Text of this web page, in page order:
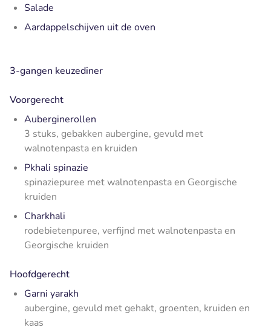
Salade
Aardappelschijven uit de oven
3-gangen keuzediner
Voorgerecht
Auberginerollen
3 stuks, gebakken aubergine, gevuld met
walnotenpasta en kruiden
Pkhali spinazie
spinaziepuree met walnotenpasta en Georgische
kruiden
Charkhali
rodebietenpuree, verfijnd met walnotenpasta en
Georgische kruiden
Hoofdgerecht
Garni yarakh
aubergine, gevuld met gehakt, groenten, kruiden en
kaas